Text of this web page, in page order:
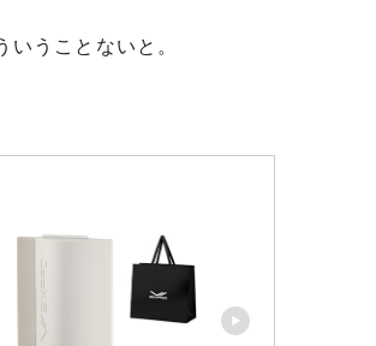
いうことないと。